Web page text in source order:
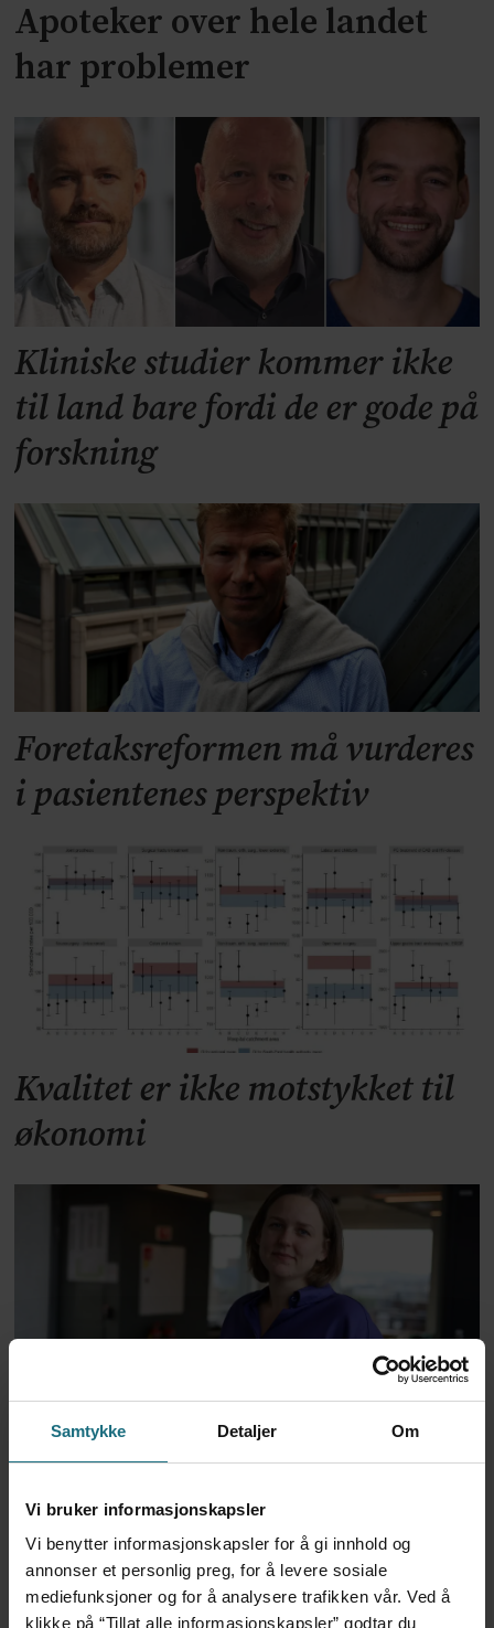
Samtykke Detaljer Om
Vi bruker informasjonskapsler
Vi benytter informasjonskapsler for å gi innhold og
annonser et personlig preg, for å levere sosiale
mediefunksjoner og for å analysere trafikken vår. Ved å
klikke på “Tillat alle informasjonskapsler” godtar du
Apoteker over hele landet
har problemer
Kliniske studier kommer ikke
til land bare fordi de er gode på
forskning
Foretaksreformen må vurderes
i pasientenes perspektiv
Kvalitet er ikke motstykket til
økonomi
Departementet avviser
takstkritikk: – Pasientens
behov skal alltid avgjøre